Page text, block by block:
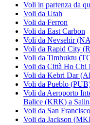
Voli in partenza da
Voli da Utah
Voli da Ferron
Voli da East Carbon
Voli da Nevsehir
Voli da Rapid City
Voli da Timbuktu
Voli da Città Ho Chi
Voli da Kebri Dar
Voli da Pueblo
Voli da Aeroporto
Balice (KRK) a
Voli da San
Voli da Jackson